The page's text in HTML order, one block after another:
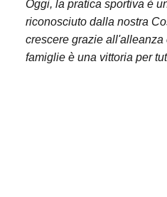
Oggi, la pratica sportiva è
riconosciuto dalla nostra
crescere grazie
famiglie è una vittoria per